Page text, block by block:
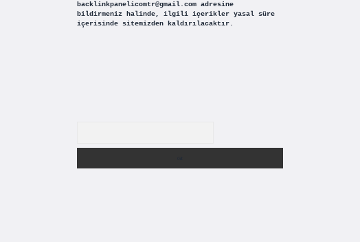
backlinkpanelicomtr@gmail.comadresine
bildirmeniz halinde, ilgili içerikler yasal süre
içerisinde sitemizden kaldırılacaktır.